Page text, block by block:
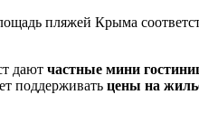
пляжей Крыма
дают частные мини
поддерживать цены на